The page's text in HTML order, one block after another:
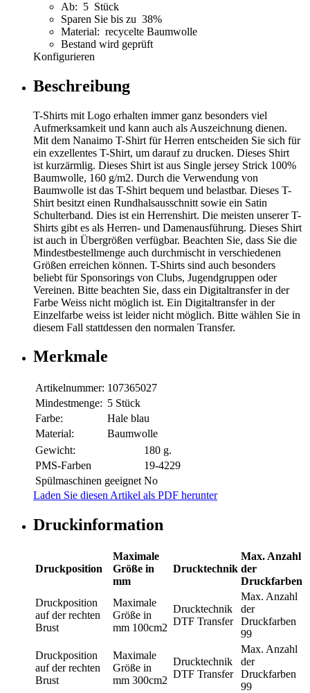
Ab: 5 Stück
Sparen Sie bis zu 38%
Material: recycelte Baumwolle
Bestand wird geprüft
Konfigurieren
Beschreibung
T-Shirts mit Logo erhalten immer ganz besonders viel
Aufmerksamkeit und kann auch als Auszeichnung dienen.
Mit dem Nanaimo T-Shirt für Herren entscheiden Sie sich für
ein exzellentes T-Shirt, um darauf zu drucken. Dieses Shirt
ist kurzärmlig. Dieses Shirt ist aus Single jersey Strick 100%
Baumwolle, 160 g/m2. Durch die Verwendung von
Baumwolle ist das T-Shirt bequem und belastbar. Dieses T-
Shirt besitzt einen Rundhalsausschnitt sowie ein Satin
Schulterband. Dies ist ein Herrenshirt. Die meisten unserer T-
Shirts gibt es als Herren- und Damenausführung. Dieses Shirt
ist auch in Übergrößen verfügbar. Beachten Sie, dass Sie die
Mindestbestellmenge auch durchmischt in verschiedenen
Größen erreichen können. T-Shirts sind auch besonders
beliebt für Sponsorings von Clubs, Jugendgruppen oder
Vereinen. Bitte beachten Sie, dass ein Digitaltransfer in der
Farbe Weiss nicht möglich ist. Ein Digitaltransfer in der
Einzelfarbe weiss ist leider nicht möglich. Bitte wählen Sie in
diesem Fall stattdessen den normalen Transfer.
Merkmale
Artikelnummer: 107365027
Mindestmenge: 5 Stück
Farbe:
Hale blau
Material:
Baumwolle
Gewicht:
180 g.
PMS-Farben
19-4229
Spülmaschinen geeignet No
Laden Sie diesen Artikel als PDF herunter
Druckinformation
Druckposition
Maximale
Größe in
mm
Drucktechnik
Max. Anzahl
der
Druckfarben
Druckposition
auf der rechten
Brust
Maximale
Größe in
mm 100cm2
Drucktechnik
DTF Transfer
Max. Anzahl
der
Druckfarben
99
Druckposition
auf der rechten
Brust
Maximale
Größe in
mm 300cm2
Drucktechnik
DTF Transfer
Max. Anzahl
der
Druckfarben
99